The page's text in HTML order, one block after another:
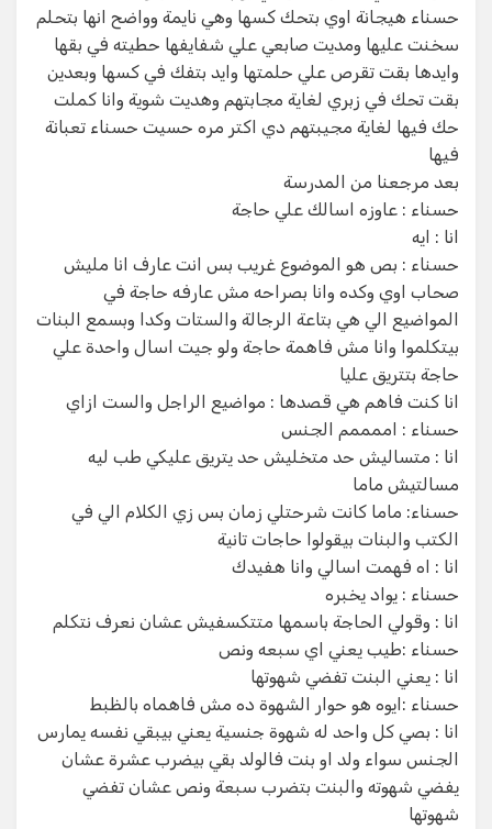
حسناء هيجانة اوي بتحك كسها وهي نايمة وواضح انها بتحلم
سخنت عليها ومديت صابعي علي شفايفها حطيته في بقها
وايدها بقت تقرص علي حلمتها وايد بتفك في كسها وبعدين
بقت تحك في زبري لغاية مجابتهم وهديت شوية وانا كملت
حك فيها لغاية مجيبتهم دي اكتر مره حسيت حسناء تعبانة
فيها
‏بعد مرجعنا من المدرسة
‏حسناء : عاوزه اسالك علي حاجة
انا : ايه
‏حسناء : بص هو الموضوع غريب بس انت عارف انا مليش
صحاب اوي وكده وانا بصراحه مش عارفه حاجة في
المواضيع الي هي بتاعة الرجالة والستات وكدا وبسمع البنات
بيتكلموا وانا مش فاهمة حاجة ولو جيت اسال واحدة علي
حاجة بتتريق عليا
‏انا كنت فاهم هي قصدها : مواضيع الراجل والست ازاي
‏حسناء : اممممم الجنس
‏انا : متساليش حد متخليش حد يتريق عليكي طب ليه
مسالتيش ماما
‏حسناء: ماما كانت شرحتلي زمان بس زي الكلام الي في
الكتب والبنات بيقولوا حاجات تانية
‏انا : اه فهمت اسالي وانا هفيدك
‏حسناء : يواد يخبره
‏انا : وقولي الحاجة باسمها متتكسفيش عشان نعرف نتكلم
‏حسناء :طيب يعني اي سبعه ونص
‏انا : يعني البنت تفضي شهوتها
‏حسناء :ايوه هو حوار الشهوة ده مش فاهماه بالظبط
‏انا : بصي كل واحد له شهوة جنسية يعني بيبقي نفسه يمارس
الجنس سواء ولد او بنت فالولد بقي بيضرب عشرة عشان
يفضي شهوته والبنت بتضرب سبعة ونص عشان تفضي
شهوتها